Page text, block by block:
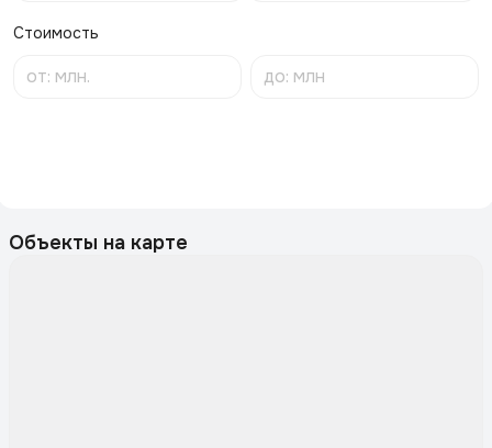
Стоимость
Объекты на карте